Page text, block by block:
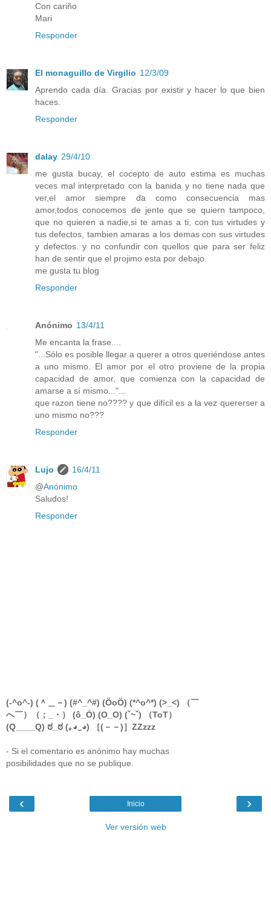
Con cariño
Mari
Responder
El monaguillo de Virgilio 12/3/09
Aprendo cada día. Gracias por existir y hacer lo que bien
haces.
Responder
dalay 29/4/10
me gusta bucay, el cocepto de auto estima es muchas
veces mal interpretado con la banida y no tiene nada que
ver,el amor siempre da como consecuencia mas
amor,todos conocemos de jente que se quiern tampoco,
que no quieren a nadie,si te amas a ti, con tus virtudes y
tus defectos, tambien amaras a los demas con sus virtudes
y defectos. y no confundir con quellos que para ser feliz
han de sentir que el projimo esta por debajo.
me gusta tu blog
Responder
Anónimo 13/4/11
Me encanta la frase....
"...Sólo es posible llegar a querer a otros queriéndose antes
a uno mismo. El amor por el otro proviene de la propia
capacidad de amor, que comienza con la capacidad de
amarse a sí mismo..."...
que razon tiene no???? y que difícil es a la vez quererser a
uno mismo no???
Responder
Lujo
16/4/11
@Anónimo
Saludos!
Responder
(-^o^-) (＾＿－) (#^_^#) (ÖoÖ) (*^o^*) (>_<) （￣
へ￣）（；_・） (ô_Ó) (O_O) (ˇ~ˇ) （ToT）
(Q____Q) ಠ_ಠ (｡◕‿◕) ［(－－)］ZZzzz
- Si el comentario es anónimo hay muchas
posibilidades que no se publique.
‹ ›
Inicio
Ver versión web